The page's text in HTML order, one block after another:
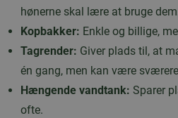
hønerne skal lære at bruge
Kopbakker: Enkle og billige,
Tagrender: Giver plads til, at
én gang, men kan være
Hængende vandtank: Sparer
ofte.